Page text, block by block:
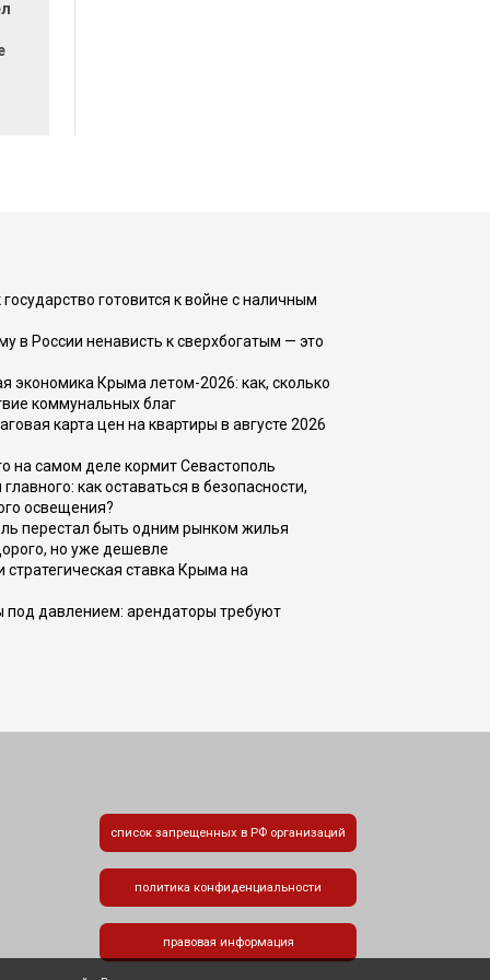
готовится к войне с наличным
в России ненависть к сверхбогатым — это
экономика Крыма летом-2026: как, сколько
коммунальных благ
карта цен на квартиры в августе 2026
на самом деле кормит Севастополь
как оставаться в безопасности,
освещения?
перестал быть одним рынком жилья
но уже дешевле
ставка Крыма на
под давлением: арендаторы требуют
список запрещенных в РФ организаций
политика конфиденциальности
правовая информация